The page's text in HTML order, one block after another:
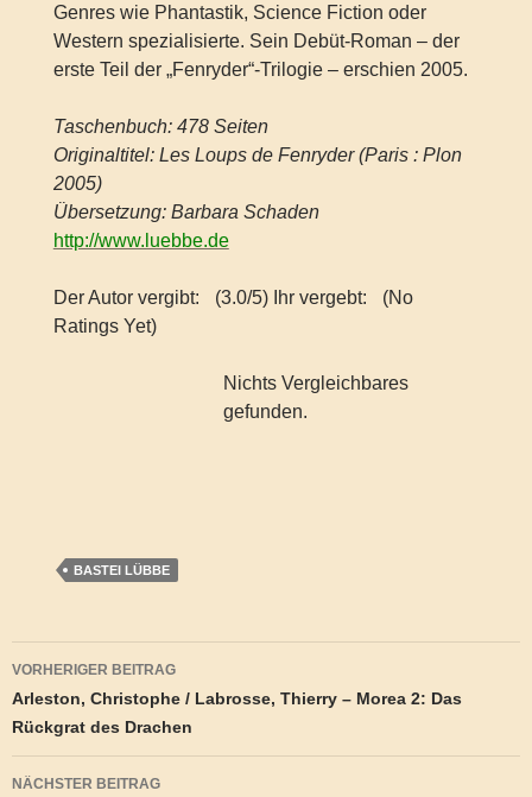
Genres wie Phantastik, Science Fiction oder
Western spezialisierte. Sein Debüt-Roman – der
erste Teil der „Fenryder“-Trilogie – erschien 2005.
Taschenbuch: 478 Seiten
Originaltitel: Les Loups de Fenryder (Paris : Plon
2005)
Übersetzung: Barbara Schaden
http://www.luebbe.de
Der Autor vergibt: (3.0/5) Ihr vergebt:
(No
Ratings Yet)
Nichts Vergleichbares
gefunden.
BASTEI LÜBBE
Beitragsnavigation
VORHERIGER BEITRAG
Arleston, Christophe / Labrosse, Thierry – Morea 2: Das
Rückgrat des Drachen
NÄCHSTER BEITRAG